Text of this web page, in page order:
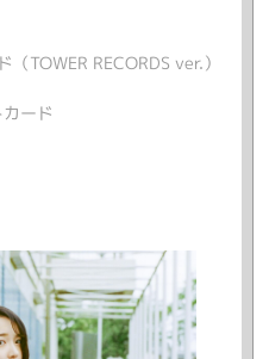
TOWER RECORDS ver.）
ード